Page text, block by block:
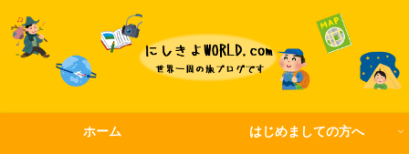
ホーム はじめましての方へ